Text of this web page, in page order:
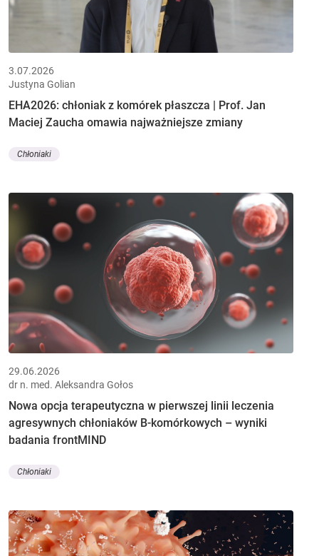
3.07.2026
Justyna Golian
EHA2026: chłoniak z komórek płaszcza | Prof. Jan
Maciej Zaucha omawia najważniejsze zmiany
Chłoniaki
29.06.2026
dr n. med. Aleksandra Gołos
Nowa opcja terapeutyczna w pierwszej linii leczenia
agresywnych chłoniaków B-komórkowych – wyniki
badania frontMIND
Chłoniaki